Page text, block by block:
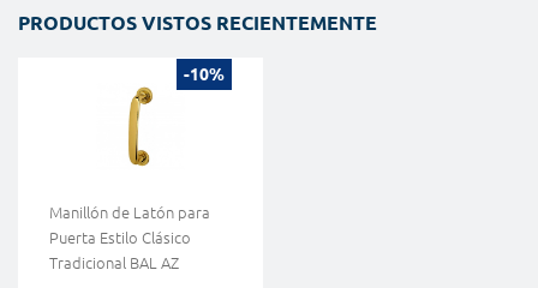
PRODUCTOS VISTOS RECIENTEMENTE
-10%
Manillón de Latón para
Puerta Estilo Clásico
Tradicional BAL AZ